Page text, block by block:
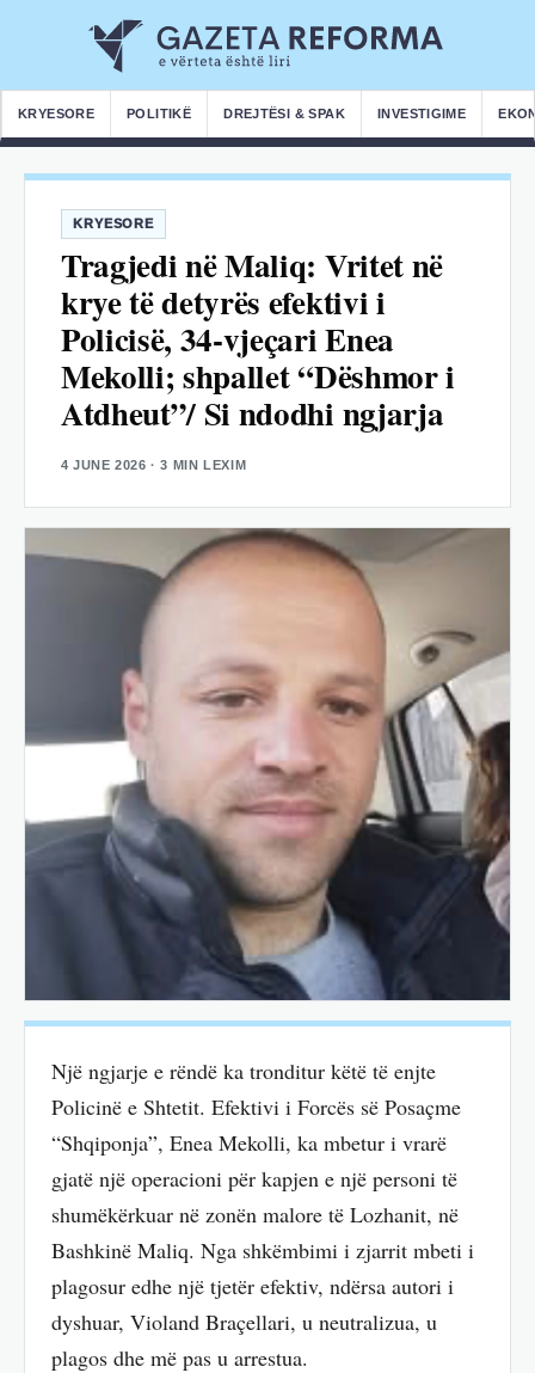
KRYESORE POLITIKË DREJTËSI & SPAK INVESTIGIME
KRYESORE
Tragjedi në Maliq: Vritet në
krye të detyrës efektivi i
Policisë, 34-vjeçari Enea
Mekolli; shpallet “Dëshmor i
Atdheut”/ Si ndodhi ngjarja
4 JUNE 2026 · 3 MIN LEXIM
Një ngjarje e rëndë ka tronditur këtë të enjte
Policinë e Shtetit. Efektivi i Forcës së Posaçme
“Shqiponja”, Enea Mekolli, ka mbetur i vrarë
gjatë një operacioni për kapjen e një personi të
shumëkërkuar në zonën malore të Lozhanit, në
Bashkinë Maliq. Nga shkëmbimi i zjarrit mbeti i
plagosur edhe një tjetër efektiv, ndërsa autori i
dyshuar, Violand Braçellari, u neutralizua, u
plagos dhe më pas u arrestua.